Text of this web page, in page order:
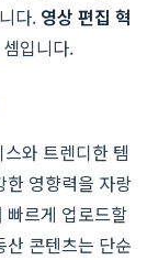
다. 영상 편집 혁
입니다.
와 트렌디한 템
한 영향력을 자랑
빠르게 업로드할
콘텐츠는 단순